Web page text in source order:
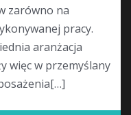
zarówno na
pracy.
aranżacja
więc w przemyślany